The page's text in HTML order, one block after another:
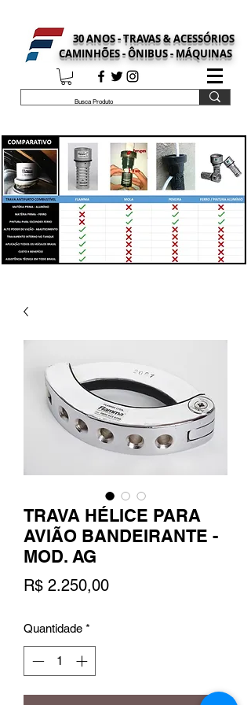
30 ANOS - TRAVAS & ACESSÓRIOS
CAMINHÕES - ÔNIBUS - MÁQUINAS
TRAVA HÉLICE PARA
AVIÃO BANDEIRANTE -
MOD. AG
R$ 2.250,00Preço
Quantidade *